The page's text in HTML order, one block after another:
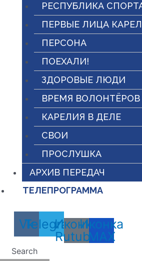
РЕСПУБЛИКА
ПЕРВЫЕ ЛИЦА
ПЕРСОНА
ПОЕХАЛИ!
ЗДОРОВЫЕ ЛЮДИ
ВРЕМЯ ВОЛОНТЁРОВ
КАРЕЛИЯ В ДЕЛЕ
СВОИ
ПРОСЛУШКА
АРХИВ ПЕРЕДАЧ
ТЕЛЕПРОГРАММА
Vk
Telegram
Иконка
Rutube
Иконка
MAX
Search